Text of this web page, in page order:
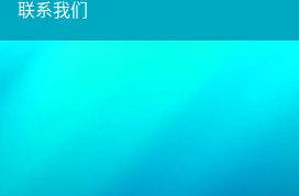
联系我们